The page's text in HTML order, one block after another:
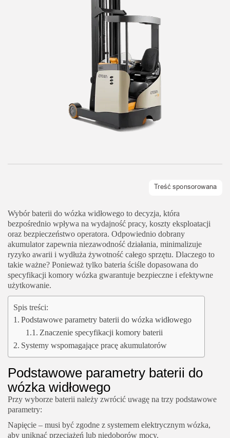
Wybór baterii do wózka widłowego to decyzja, która
bezpośrednio wpływa na wydajność pracy, koszty eksploatacji
oraz bezpieczeństwo operatora. Odpowiednio dobrany
akumulator zapewnia niezawodność działania, minimalizuje
ryzyko awarii i wydłuża żywotność całego sprzętu. Dlaczego to
takie ważne? Ponieważ tylko bateria ściśle dopasowana do
specyfikacji komory wózka gwarantuje bezpieczne i efektywne
użytkowanie.
Spis treści:
Podstawowe parametry baterii do wózka widłowego
Znaczenie specyfikacji komory baterii
Systemy wspomagające pracę akumulatorów
Podstawowe parametry baterii do
wózka widłowego
Przy wyborze baterii należy zwrócić uwagę na trzy podstawowe
parametry:
Napięcie – musi być zgodne z systemem elektrycznym wózka,
aby uniknąć przeciążeń lub niedoborów mocy.